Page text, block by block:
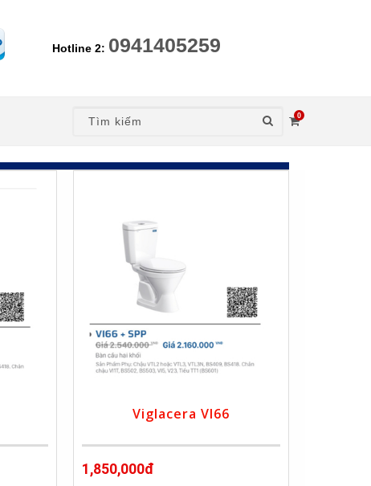
Hotline 2: 0941405259
0
Viglacera VI66
1,850,000đ